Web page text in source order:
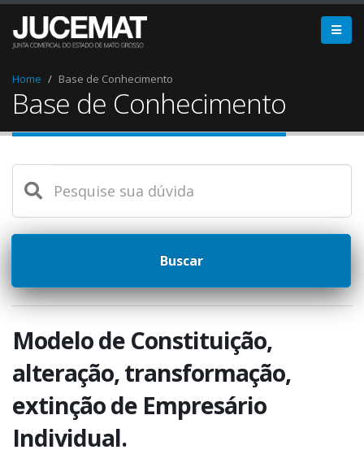
Home Base de Conhecimento
Base de Conhecimento
Buscar
Modelo de Constituição,
alteração, transformação,
extinção de Empresário
Individual.